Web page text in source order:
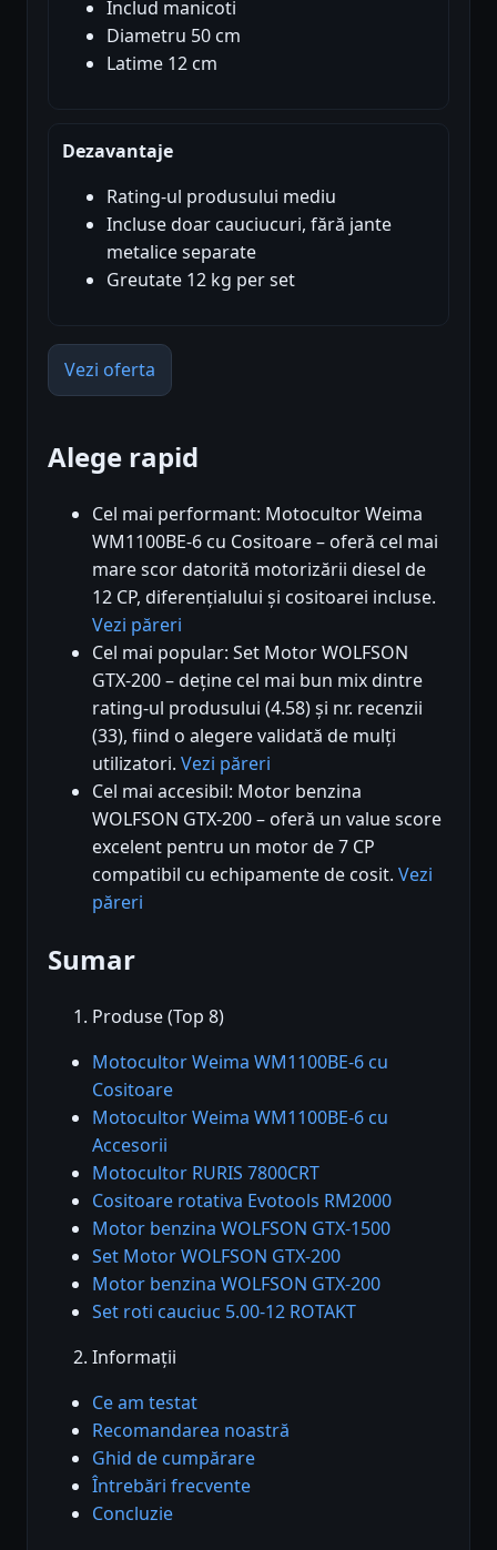
Includ manicoti
Diametru 50 cm
Latime 12 cm
Dezavantaje
Rating-ul produsului mediu
Incluse doar cauciucuri, fără jante
metalice separate
Greutate 12 kg per set
Vezi oferta
Alege rapid
Cel mai performant: Motocultor Weima
WM1100BE-6 cu Cositoare – oferă cel mai
mare scor datorită motorizării diesel de
12 CP, diferențialului și cositoarei incluse.
Vezi păreri
Cel mai popular: Set Motor WOLFSON
GTX-200 – deține cel mai bun mix dintre
rating-ul produsului (4.58) și nr. recenzii
(33), fiind o alegere validată de mulți
utilizatori. Vezi păreri
Cel mai accesibil: Motor benzina
WOLFSON GTX-200 – oferă un value score
excelent pentru un motor de 7 CP
compatibil cu echipamente de cosit. Vezi
păreri
Sumar
Produse (Top 8)
Motocultor Weima WM1100BE-6 cu
Cositoare
Motocultor Weima WM1100BE-6 cu
Accesorii
Motocultor RURIS 7800CRT
Cositoare rotativa Evotools RM2000
Motor benzina WOLFSON GTX-1500
Set Motor WOLFSON GTX-200
Motor benzina WOLFSON GTX-200
Set roti cauciuc 5.00-12 ROTAKT
Informații
Ce am testat
Recomandarea noastră
Ghid de cumpărare
Întrebări frecvente
Concluzie